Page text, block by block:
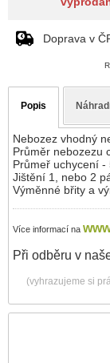
Doprava v
Popis
Nebozez vhodný
Průměr nebozezu
Průmeř uchycení -
Jištění 1, nebo 2
Výměnné břity a
Více informací na
Při odběru v
(vyhrazujeme si